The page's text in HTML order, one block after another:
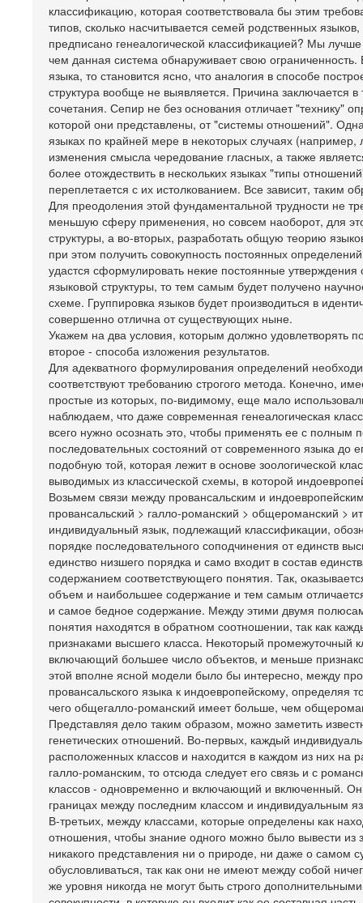
классификацию, которая соответствовала бы этим
типов, сколько насчитывается семей родственных
предписано генеалогической классификацией? Мы
чем данная система обнаруживает свою
языка, то становится ясно, что аналогия в способе
структура вообще не выявляется. Причина заключается
сочетания. Сепир не без основания отличает "технику"
которой они представлены, от "системы отношений".
языках по крайней мере в некоторых случаях (например,
изменения смысла чередование гласных, а также
более отождествить в нескольких языках "типы
переплетается с их истолкованием. Все зависит, таким
Для преодоления этой фундаментальной трудности не
меньшую сферу применения, но совсем наоборот, для
структуры, а во-вторых, разработать общую теорию
при этом получить совокупность постоянных
удастся сформулировать некие постоянные
языковой структуры, то тем самым будет получено
схеме. Группировка языков будет производиться в
совершенно отлична от существующих ныне.
Укажем на два условия, которым должно удовлетворять
второе - способа изложения результатов.
Для адекватного формулирования определений
соответствуют требованию строгого метода. Конечно,
простые из которых, по-видимому, еще мало
наблюдаем, что даже современная генеалогическая
всего нужно осознать это, чтобы применять ее с
последовательных состояний от современного языка до
подобную той, которая лежит в основе зоологической
выводимых из классической схемы, в которой
Возьмем связи между провансальским и
провансальский > галло-романский > общероманский >
индивидуальный язык, подлежащий классификации,
порядке последовательного соподчинения от единств
единство низшего порядка и само входит в состав
содержанием соответствующего понятия. Так,
объем и наибольшее содержание и тем самым
и самое бедное содержание. Между этими двумя
понятия находятся в обратном соотношении, так как
признаками высшего класса. Некоторый промежуточный
включающий большее число объектов, и меньше
этой вполне ясной модели было бы интересно, между
провансальского языка к индоевропейскому, определяя
чего общегалло-романский имеет больше, чем
Представляя дело таким образом, можно заметить
генетических отношений. Во-первых, каждый
расположенных классов и находится в каждом из них на
галло-романским, то отсюда следует его связь и с
классов - одновременно и включающий и включенный.
границах между последним классом и индивидуальным
В-третьих, между классами, которые определены как
отношения, чтобы знание одного можно было вывести
никакого представления ни о природе, ни даже о самом
обусловливаться, так как они не имеют между собой
же уровня никогда не могут быть строго